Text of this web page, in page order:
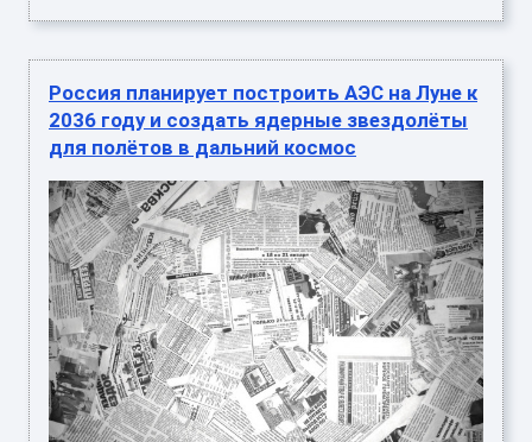
Россия планирует построить АЭС на Луне к
2036 году и создать ядерные звездолёты
для полётов в дальний космос